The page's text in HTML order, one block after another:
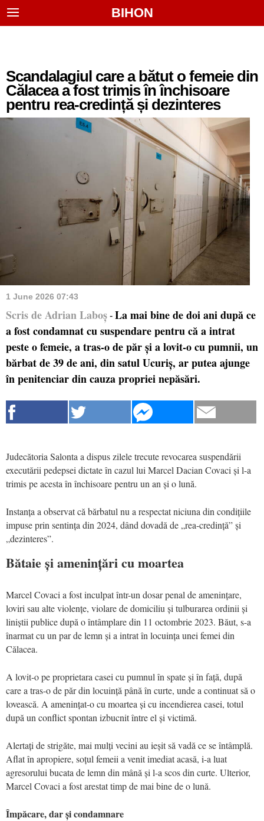
BIHON
Scandalagiul care a bătut o femeie din
Călacea a fost trimis în închisoare
pentru rea-credință și dezinteres
1 June 2026 07:43
Scris de Adrian Laboș - La mai bine de doi ani după ce
a fost condamnat cu suspendare pentru că a intrat
peste o femeie, a tras-o de păr și a lovit-o cu pumnii, un
bărbat de 39 de ani, din satul Ucuriș, ar putea ajunge
în penitenciar din cauza propriei nepăsări.
Judecătoria Salonta a dispus zilele trecute revocarea suspendării
executării pedepsei dictate în cazul lui Marcel Dacian Covaci și l-a
trimis pe acesta în închisoare pentru un an și o lună.
Instanța a observat că bărbatul nu a respectat niciuna din condițiile
impuse prin sentința din 2024, dând dovadă de „rea-credință” și
„dezinteres”.
Bătaie și amenințări cu moartea
Marcel Covaci a fost inculpat într-un dosar penal de amenințare,
loviri sau alte violențe, violare de domiciliu și tulburarea ordinii și
liniștii publice după o întâmplare din 11 octombrie 2023. Băut, s-a
înarmat cu un par de lemn și a intrat în locuința unei femei din
Călacea.
A lovit-o pe proprietara casei cu pumnul în spate și în față, după
care a tras-o de păr din locuință până în curte, unde a continuat să o
lovească. A amenințat-o cu moartea și cu incendierea casei, totul
după un conflict spontan izbucnit între el și victimă.
Alertați de strigăte, mai mulți vecini au ieșit să vadă ce se întâmplă.
Aflat în apropiere, soțul femeii a venit imediat acasă, i-a luat
agresorului bucata de lemn din mână și l-a scos din curte. Ulterior,
Marcel Covaci a fost arestat timp de mai bine de o lună.
Împăcare, dar și condamnare